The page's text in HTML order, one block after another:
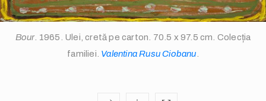
Bour. 1965. Ulei, cretă pe carton. 70.5 x 97.5 cm. Colecția
familiei. Valentina Rusu Ciobanu